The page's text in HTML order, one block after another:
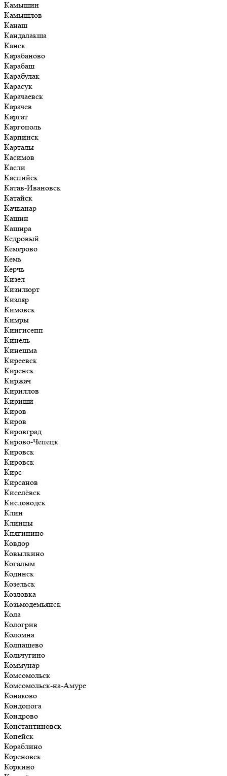
Камышин
Камышлов
Канаш
Кандалакша
Канск
Карабаново
Карабаш
Карабулак
Карасук
Карачаевск
Карачев
Каргат
Каргополь
Карпинск
Карталы
Касимов
Касли
Каспийск
Катав-Ивановск
Катайск
Качканар
Кашин
Кашира
Кедровый
Кемерово
Кемь
Керчь
Кизел
Кизилюрт
Кизляр
Кимовск
Кимры
Кингисепп
Кинель
Кинешма
Киреевск
Киренск
Киржач
Кириллов
Кириши
Киров
Киров
Кировград
Кирово-Чепецк
Кировск
Кировск
Кирс
Кирсанов
Киселёвск
Кисловодск
Клин
Клинцы
Княгинино
Ковдор
Ковылкино
Когалым
Кодинск
Козельск
Козловка
Козьмодемьянск
Кола
Кологрив
Коломна
Колпашево
Кольчугино
Коммунар
Комсомольск
Комсомольск-на-Амуре
Конаково
Кондопога
Кондрово
Константиновск
Копейск
Кораблино
Кореновск
Коркино